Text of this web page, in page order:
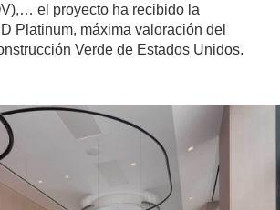
el proyecto ha recibido la
Platinum, máxima valoración del
Verde de Estados Unidos.